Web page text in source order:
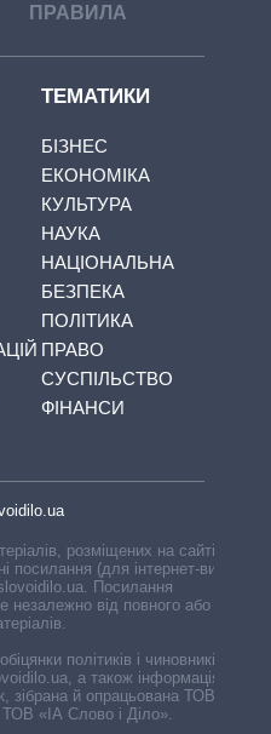
ПРАВИЛА
ТЕМАТИКИ
БІЗНЕС
ЕКОНОМІКА
КУЛЬТУРА
НАУКА
НАЦІОНАЛЬНА
БЕЗПЕКА
ПОЛІТИКА
ПРАВО
СУСПІЛЬСТВО
ФІНАНСИ
розміщених на сайті,
посилання (для інтернет-видань
Посилання
незалежно від повного або
політиків і чиновників,
а також інформація про
зібрана й опрацьована ТОВ «ІА
ТОВ «ІА Слово і Діло».